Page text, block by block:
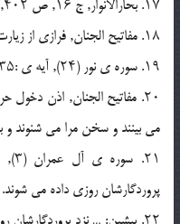
۱۷. بحارالانوار, ج ۱۶, ص ۴۰۲, ح ;۱ پیشین, ج ۱۸, ص ۲۷۸.
۱۸. مفاتیح الجنان, فرازى از زیارت جامعه ى کبیره.
۱۹. سوره ى نور (۲۴), آیه ى :۳۵ خداوند نور آسمان ها و زمین است … .
۲۰. مفاتیح الجنان, اذن
مى بینند و سخن مرا مى شنوند
پروردگارشان روزى داده مى شوند.